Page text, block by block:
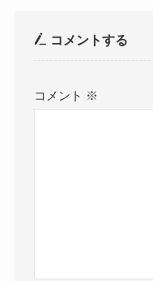
コメントする
コメント ※